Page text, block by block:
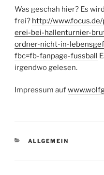
Was geschah hier? Es
frei? http://
erei-bei-hallenturnier-
ordner-nicht-in-
fbc=fb-fanpage-fussball
irgendwo gelesen.
Impressum auf
KATEGORIEN
ALLGEMEIN